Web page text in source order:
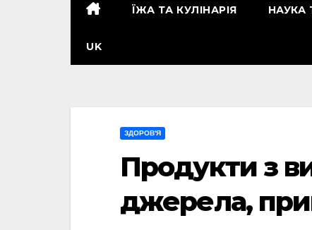
ЇЖА ТА КУЛІНАРІЯ НАУКА
UK
ЗДОРОВ'Я
Продукти з
джерела,